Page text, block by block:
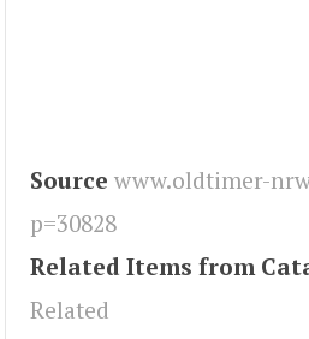
Source www.oldtimer-
p=30828
Related Items from
Related